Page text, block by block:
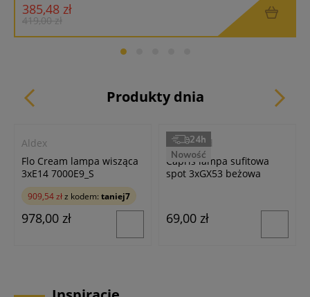
419,00 zł
385,48 zł
Produkty dnia
Aldex
Flo Cream lampa wisząca
3xE14 7000E9_S
909,54 złz kodem: taniej7
978,00 zł
Masterled
Capris lampa sufitowa
spot 3xGX53 beżowa
69,00 zł
24h
Nowość